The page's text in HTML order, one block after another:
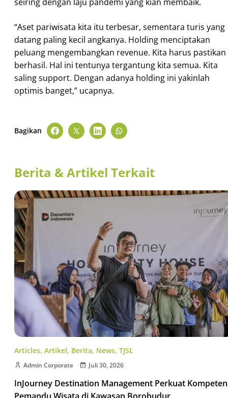
“Aset pariwisata kita itu terbesar, sementara turis yang
datang paling kecil angkanya. Holding menciptakan
peluang mengembangkan revenue. Kita harus pastikan
berhasil. Hal ini tentunya tergantung kita semua. Kita
saling support. Dengan adanya holding ini yakinlah
optimis banget,” ucapnya.
Bagikan
Berita & Artikel Terkait
Articles, Artikel, Berita, News, TJSL
Admin Corporate Juli 30, 2026
InJourney Destination Management Perkuat